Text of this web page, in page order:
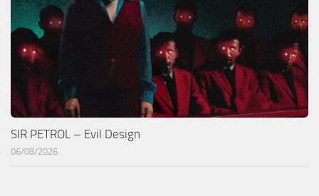
SIR PETROL – Evil Design
06/08/2026